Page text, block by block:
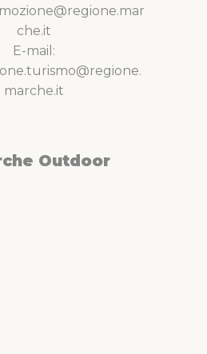
che.it
E-mail:
marche.it
Outdoor